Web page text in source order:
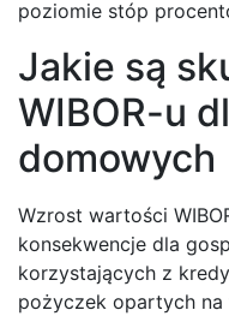
poziomie stóp
Jakie są
WIBOR-u
domowych
Wzrost wartości
konsekwencje dla
korzystających z
pożyczek opartych